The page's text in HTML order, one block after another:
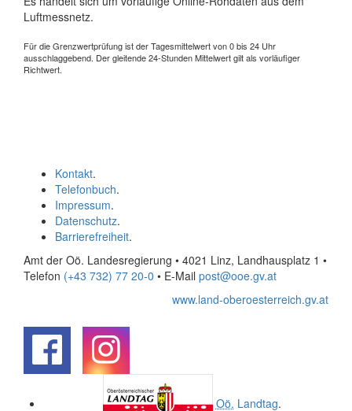
Luftmessnetz.
Für die Grenzwertprüfung ist der Tagesmittelwert von 0 bis 24 Uhr
ausschlaggebend. Der gleitende 24-Stunden Mittelwert gilt als vorläufiger
Richtwert.
Kontakt.
Telefonbuch.
Impressum.
Datenschutz.
Barrierefreiheit.
Amt der Oö. Landesregierung • 4021 Linz, Landhausplatz 1 •
Telefon (+43 732) 77 20-0 • E-Mail post@ooe.gv.at
www.land-oberoesterreich.gv.at
Oö. Landtag.